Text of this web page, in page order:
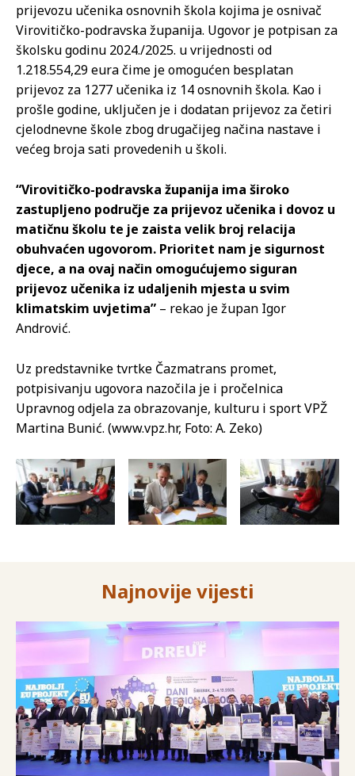
prijevozu učenika osnovnih škola kojima je osnivač
Virovitičko-podravska županija. Ugovor je potpisan za
školsku godinu 2024./2025. u vrijednosti od
1.218.554,29 eura čime je omogućen besplatan
prijevoz za 1277 učenika iz 14 osnovnih škola. Kao i
prošle godine, uključen je i dodatan prijevoz za četiri
cjelodnevne škole zbog drugačijeg načina nastave i
većeg broja sati provedenih u školi.
“Virovitičko-podravska županija ima široko
zastupljeno područje za prijevoz učenika i dovoz u
matičnu školu te je zaista velik broj relacija
obuhvaćen ugovorom. Prioritet nam je sigurnost
djece, a na ovaj način omogućujemo siguran
prijevoz učenika iz udaljenih mjesta u svim
klimatskim uvjetima” – rekao je župan Igor
Andrović.
Uz predstavnike tvrtke Čazmatrans promet,
potpisivanju ugovora nazočila je i pročelnica
Upravnog odjela za obrazovanje, kulturu i sport VPŽ
Martina Bunić. (www.vpz.hr, Foto: A. Zeko)
Najnovije vijesti